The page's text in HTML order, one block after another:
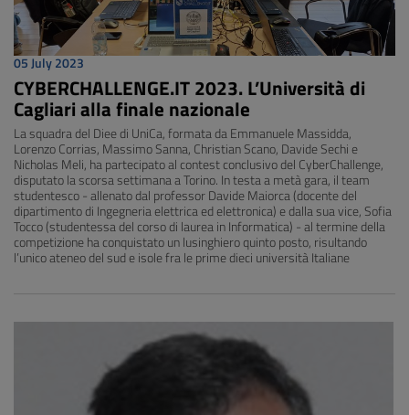
05 July 2023
CYBERCHALLENGE.IT 2023. L’Università di
Cagliari alla finale nazionale
La squadra del Diee di UniCa, formata da Emmanuele Massidda,
Lorenzo Corrias, Massimo Sanna, Christian Scano, Davide Sechi e
Nicholas Meli, ha partecipato al contest conclusivo del CyberChallenge,
disputato la scorsa settimana a Torino. In testa a metà gara, il team
studentesco - allenato dal professor Davide Maiorca (docente del
dipartimento di Ingegneria elettrica ed elettronica) e dalla sua vice, Sofia
Tocco (studentessa del corso di laurea in Informatica) - al termine della
competizione ha conquistato un lusinghiero quinto posto, risultando
l’unico ateneo del sud e isole fra le prime dieci università Italiane